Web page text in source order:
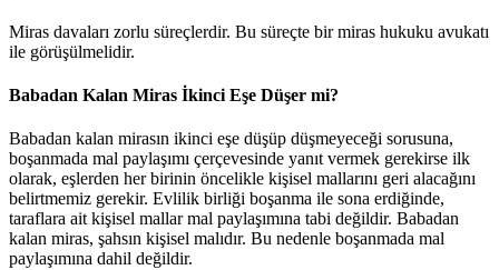
Miras davaları zorlu süreçlerdir. Bu süreçte bir miras hukuku avukatı
ile görüşülmelidir.
Babadan Kalan Miras İkinci Eşe Düşer mi?
Babadan kalan mirasın ikinci eşe düşüp düşmeyeceği sorusuna,
boşanmada mal paylaşımı çerçevesinde yanıt vermek gerekirse ilk
olarak, eşlerden her birinin öncelikle kişisel mallarını geri alacağını
belirtmemiz gerekir. Evlilik birliği boşanma ile sona erdiğinde,
taraflara ait kişisel mallar mal paylaşımına tabi değildir. Babadan
kalan miras, şahsın kişisel malıdır. Bu nedenle boşanmada mal
paylaşımına dahil değildir.